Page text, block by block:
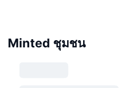
Minted ชุมชน